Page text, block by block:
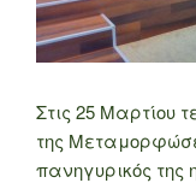
Στις 25 Μαρτίου
της
πανηγυρικός της